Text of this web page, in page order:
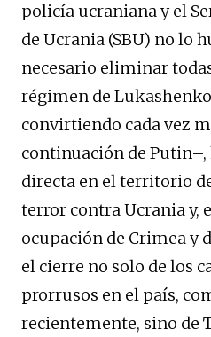
policía ucraniana y el
de Ucrania (SBU) no lo
necesario eliminar
régimen de
convirtiendo cada vez
continuación de Putin–,
directa en el territorio
terror contra Ucrania y,
ocupación de Crimea y
el cierre no solo de los
prorrusos en el país,
recientemente, sino de